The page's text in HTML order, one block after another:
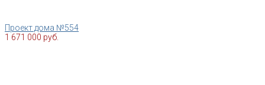
Проект дома №554
1 671 000 руб.